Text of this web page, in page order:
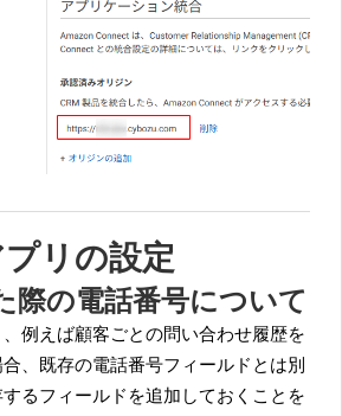
リの設定
際の電話番号について
例えば顧客ごとの問い合わせ履歴を
、既存の電話番号フィールドとは別
るフィールドを追加しておくことを